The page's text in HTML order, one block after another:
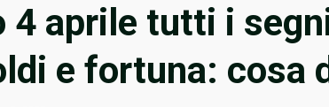
4 aprile tutti i
e fortuna: cosa